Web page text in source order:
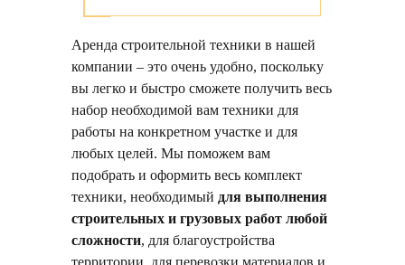
Аренда строительной техники в нашей
компании – это очень удобно, поскольку
вы легко и быстро сможете получить весь
набор необходимой вам техники для
работы на конкретном участке и для
любых целей. Мы поможем вам
подобрать и оформить весь комплект
техники, необходимый для выполнения
строительных и грузовых работ любой
сложности, для благоустройства
территории, для перевозки материалов и